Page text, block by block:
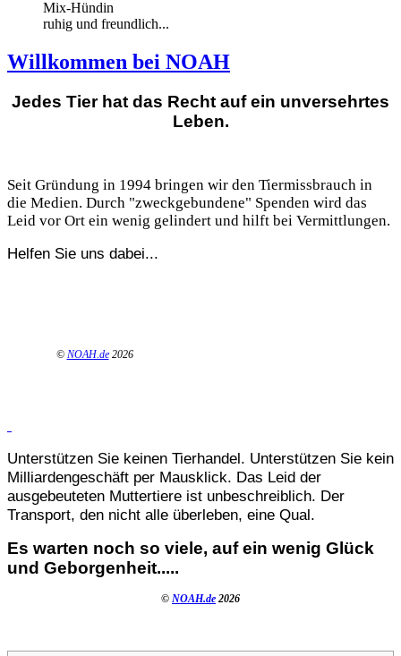
Mix-Hündin
ruhig und freundlich...
Willkommen bei NOAH
Jedes Tier hat das Recht auf ein unversehrtes
Leben.
Seit Gründung in 1994 bringen wir den Tiermissbrauch in
die Medien. Durch "zweckgebundene" Spenden wird das
Leid vor Ort ein wenig gelindert und hilft bei Vermittlungen.
Helfen Sie uns dabei...
© NOAH.de 2026
Unterstützen Sie keinen Tierhandel. Unterstützen Sie kein
Milliardengeschäft per Mausklick. Das Leid der
ausgebeuteten Muttertiere ist unbeschreiblich. Der
Transport, den nicht alle überleben, eine Qual.
Es warten noch so viele, auf ein wenig Glück
und Geborgenheit.....
© NOAH.de 2026